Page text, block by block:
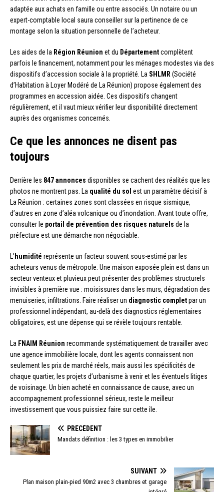
adaptée aux achats en famille ou entre associés. Un notaire ou un
expert-comptable local saura conseiller sur la pertinence de ce
montage selon la situation personnelle de l’acheteur.
Les aides de la Région Réunion et du Départementcomplètent
parfois le financement, notamment pour les ménages modestes via des
dispositifs d’accession sociale à la propriété. La SHLMR (Société
d’Habitation à Loyer Modéré de La Réunion) propose également des
programmes en accession aidée. Ces dispositifs changent
régulièrement, et il vaut mieux vérifier leur disponibilité directement
auprès des organismes concernés.
Ce que les annonces ne disent pas
toujours
Derrière les 847 annonces disponibles se cachent des réalités que les
photos ne montrent pas. La qualité du sol est un paramètre décisif à
La Réunion : certaines zones sont classées en risque sismique,
d’autres en zone d’aléa volcanique ou d’inondation. Avant toute offre,
consulter le portail de prévention des risques naturels de la
préfecture est une démarche non négociable.
L’ humidité représente un facteur souvent sous-estimé par les
acheteurs venus de métropole. Une maison exposée plein est dans un
secteur venteux et pluvieux peut présenter des problèmes structurels
invisibles à première vue : moisissures dans les murs, dégradation des
menuiseries, infiltrations. Faire réaliser un diagnostic completpar un
professionnel indépendant, au-delà des diagnostics réglementaires
obligatoires, est une dépense qui se révèle toujours rentable.
La FNAIM Réunion recommande systématiquement de travailler avec
une agence immobilière locale, dont les agents connaissent non
seulement les prix de marché réels, mais aussi les spécificités de
chaque quartier, les projets d’urbanisme à venir et les éventuels litiges
de voisinage. Un bien acheté en connaissance de cause, avec un
accompagnement professionnel sérieux, reste le meilleur
investissement que vous puissiez faire sur cette île.
PRÉCÉDENT
Mandats définition : les 3 types en immobilier
SUIVANT
Plan maison plain-pied 90m2 avec 3 chambres et garage